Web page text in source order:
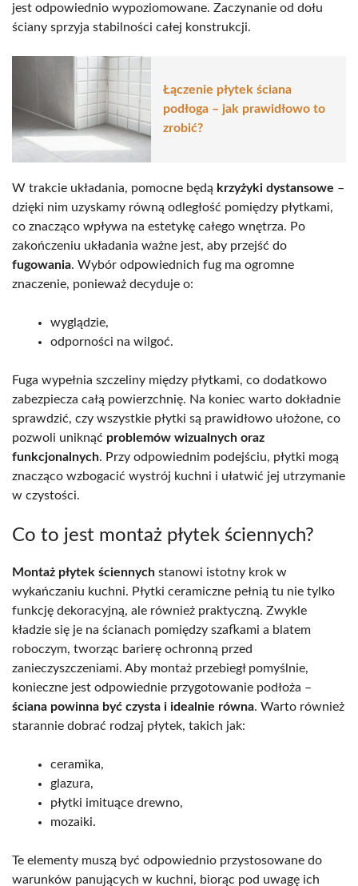
jest odpowiednio wypoziomowane. Zaczynanie od dołu
ściany sprzyja stabilności całej konstrukcji.
Łączenie płytek ściana
podłoga – jak prawidłowo to
zrobić?
W trakcie układania, pomocne będą krzyżyki dystansowe –
dzięki nim uzyskamy równą odległość pomiędzy płytkami,
co znacząco wpływa na estetykę całego wnętrza. Po
zakończeniu układania ważne jest, aby przejść do
fugowania. Wybór odpowiednich fug ma ogromne
znaczenie, ponieważ decyduje o:
wyglądzie,
odporności na wilgoć.
Fuga wypełnia szczeliny między płytkami, co dodatkowo
zabezpiecza całą powierzchnię. Na koniec warto dokładnie
sprawdzić, czy wszystkie płytki są prawidłowo ułożone, co
pozwoli uniknąć problemów wizualnych oraz
funkcjonalnych. Przy odpowiednim podejściu, płytki mogą
znacząco wzbogacić wystrój kuchni i ułatwić jej utrzymanie
w czystości.
Co to jest montaż płytek ściennych?
Montaż płytek ściennych stanowi istotny krok w
wykańczaniu kuchni. Płytki ceramiczne pełnią tu nie tylko
funkcję dekoracyjną, ale również praktyczną. Zwykle
kładzie się je na ścianach pomiędzy szafkami a blatem
roboczym, tworząc barierę ochronną przed
zanieczyszczeniami. Aby montaż przebiegł pomyślnie,
konieczne jest odpowiednie przygotowanie podłoża –
ściana powinna być czysta i idealnie równa. Warto również
starannie dobrać rodzaj płytek, takich jak:
ceramika,
glazura,
płytki imituące drewno,
mozaiki.
Te elementy muszą być odpowiednio przystosowane do
warunków panujących w kuchni, biorąc pod uwagę ich